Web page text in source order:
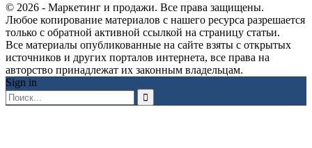
© 2026 - Маркетинг и продажи. Все права защищены.
Любое копирование материалов с нашего ресурса разрешается
только с обратной активной ссылкой на страницу статьи.
Все материалы опубликованные на сайте взяты с открытых
источников и других порталов интернета, все права на
авторство принадлежат их законным владельцам.
Sign in